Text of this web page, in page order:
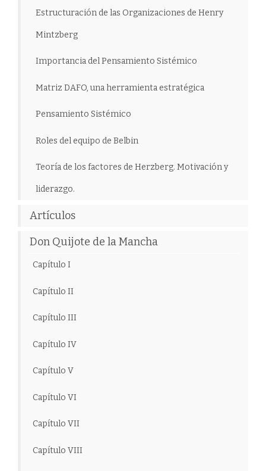
Estructuración de las Organizaciones de Henry
Mintzberg
Importancia del Pensamiento Sistémico
Matriz DAFO, una herramienta estratégica
Pensamiento Sistémico
Roles del equipo de Belbin
Teoría de los factores de Herzberg. Motivación y
liderazgo.
Artículos
Don Quijote de la Mancha
Capítulo I
Capítulo II
Capítulo III
Capítulo IV
Capítulo V
Capítulo VI
Capítulo VII
Capítulo VIII